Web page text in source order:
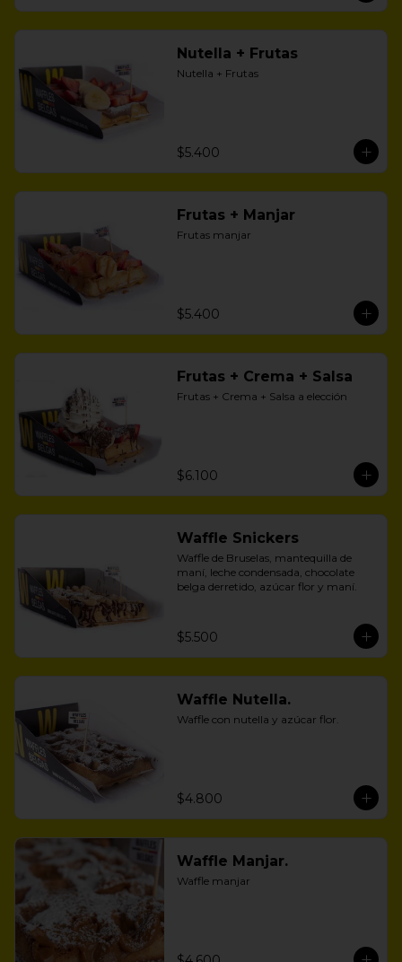
Nutella + Frutas
Nutella + Frutas
$5.400
Frutas + Manjar
Frutas manjar
$5.400
Frutas + Crema + Salsa
Frutas + Crema + Salsa a elección
$6.100
Waffle Snickers
Waffle de Bruselas, mantequilla de
maní, leche condensada, chocolate
belga derretido, azúcar flor y maní.
$5.500
Waffle Nutella.
Waffle con nutella y azúcar flor.
$4.800
Waffle Manjar.
Waffle manjar